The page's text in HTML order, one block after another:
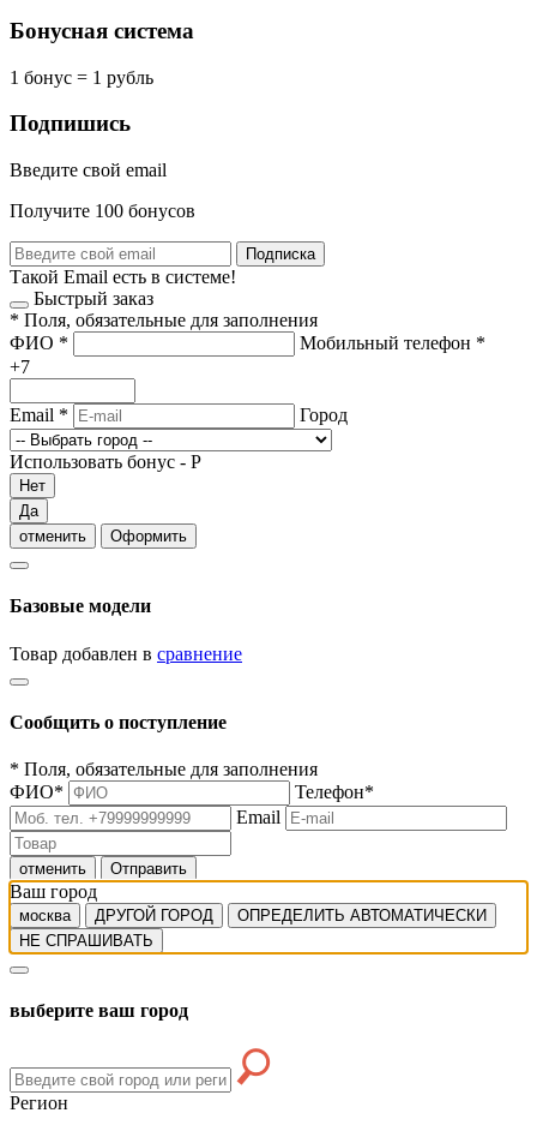
Бонусная система
1 бонус = 1 рубль
Подпишись
Введите свой email
Получите 100 бонусов
Подписка
Такой Email есть в системе!
Быстрый заказ
* Поля, обязательные для заполнения
ФИО * Мобильный телефон *
+7
Email * Город
Использовать бонус - Р
Нет
Да
отменить
Оформить
Базовые модели
Товар добавлен в сравнение
Сообщить о поступление
* Поля, обязательные для заполнения
ФИО* Телефон*
Email
отменить Отправить
Ваш город
москва ДРУГОЙ ГОРОД
ОПРЕДЕЛИТЬ АВТОМАТИЧЕСКИ
НЕ СПРАШИВАТЬ
выберите ваш город
Регион